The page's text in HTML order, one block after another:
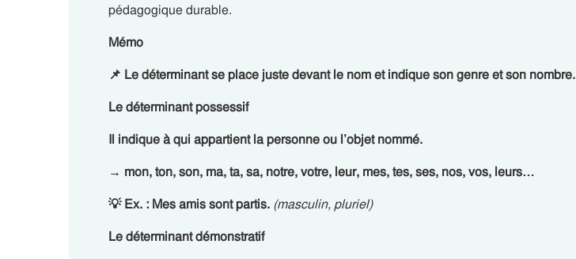
pédagogique durable.
Mémo
📌 Le déterminantse place juste devant le nomet indiqueson genreetson nombre.
Le déterminant possessif
Il indiqueà qui appartient la personne ou l’objet nommé.
→ mon, ton, son, ma, ta, sa, notre, votre, leur, mes, tes, ses, nos, vos, leurs…
💡 Ex. : Mes amis sont partis. (masculin, pluriel)
Le déterminant démonstratif